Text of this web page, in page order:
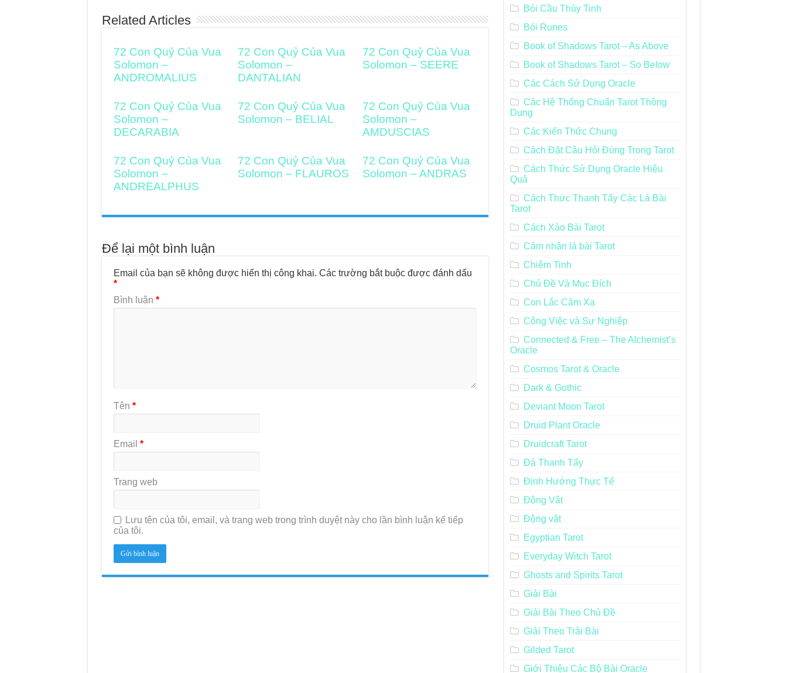
Related Articles
72 Con Quỷ Của Vua
Solomon –
ANDROMALIUS
72 Con Quỷ Của Vua
Solomon –
DANTALIAN
72 Con Quỷ Của Vua
Solomon – SEERE
72 Con Quỷ Của Vua
Solomon –
DECARABIA
72 Con Quỷ Của Vua
Solomon – BELIAL
72 Con Quỷ Của Vua
Solomon –
AMDUSCIAS
72 Con Quỷ Của Vua
Solomon –
ANDREALPHUS
72 Con Quỷ Của Vua
Solomon – FLAUROS
72 Con Quỷ Của Vua
Solomon – ANDRAS
Để lại một bình luận
Email của bạn sẽ không được hiển thị công khai. Các trường bắt buộc được đánh dấu
*
Bình luận *
Tên *
Email *
Trang web
Lưu tên của tôi, email, và trang web trong trình duyệt này cho lần bình luận kế tiếp
của tôi.
Bói Cầu Thủy Tinh
Bói Runes
Book of Shadows Tarot – As Above
Book of Shadows Tarot – So Below
Các Cách Sử Dụng Oracle
Các Hệ Thống Chuẩn Tarot Thông
Dụng
Các Kiến Thức Chung
Cách Đặt Câu Hỏi Đúng Trong Tarot
Cách Thức Sử Dụng Oracle Hiệu
Quả
Cách Thức Thanh Tẩy Các Lá Bài
Tarot
Cách Xào Bài Tarot
Cảm nhận lá bài Tarot
Chiêm Tinh
Chủ Đề Và Mục Đích
Con Lắc Cảm Xạ
Công Việc và Sự Nghiệp
Connected & Free – The Alchemist’s
Oracle
Cosmos Tarot & Oracle
Dark & Gothic
Deviant Moon Tarot
Druid Plant Oracle
Druidcraft Tarot
Đá Thanh Tẩy
Định Hướng Thực Tế
Động Vật
Động vật
Egyptian Tarot
Everyday Witch Tarot
Ghosts and Spirits Tarot
Giải Bài
Giải Bài Theo Chủ Đề
Giải Theo Trải Bài
Gilded Tarot
Giới Thiệu Các Bộ Bài Oracle